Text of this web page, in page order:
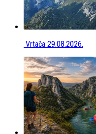
Vrtača 29.08.2026.